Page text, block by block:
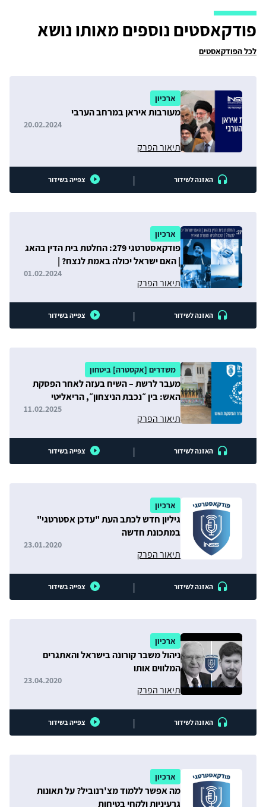
פודקאסטים נוספים מאותו נושא
לכל הפודקאסטים
ארכיון
מעורבות איראן במרחב הערבי
תיאור הפרק
20.02.2024
האזנה לשידור | צפייה בשידור
ארכיון
פודקאסטרטגי 279: החלטת בית הדין בהאג
| האם ישראל יכולה באמת לנצח? |
תיאור הפרק
01.02.2024
האזנה לשידור | צפייה בשידור
משדרים [אקסטרה] ביטחון
מעבר לרשת – השיח בעזה לאחר הפסקת
האש: בין ״נכבת הניצחון״, הריאליטי
תיאור הפרק
11.02.2025
האזנה לשידור | צפייה בשידור
ארכיון
גיליון חדש לכתב העת "עדכן אסטרטגי"
במתכונת חדשה
תיאור הפרק
23.01.2020
האזנה לשידור | צפייה בשידור
ארכיון
ניהול משבר קורונה בישראל והאתגרים
המלווים אותו
תיאור הפרק
23.04.2020
האזנה לשידור | צפייה בשידור
ארכיון
מה אפשר ללמוד מצ'רנוביל? על תאונות
גרעיניות ולקחי בטיחות